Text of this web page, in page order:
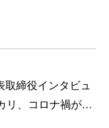
取締役インタビュ
リ、コロナ禍が迫
可欠な成功体験